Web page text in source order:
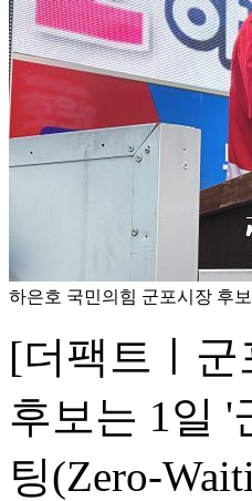
하은호 국민의힘 군포시장 후
[더팩트ㅣ
후보는 1일 '
팅(Zero-